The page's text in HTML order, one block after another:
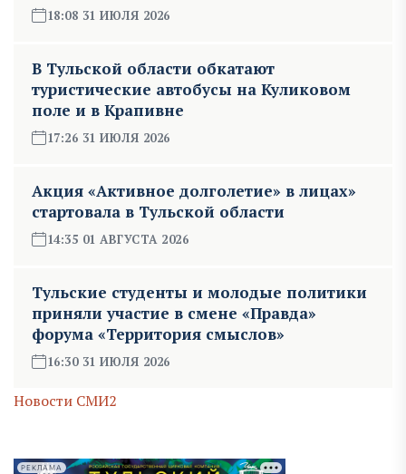
18:08 31 ИЮЛЯ 2026
В Тульской области обкатают
туристические автобусы на Куликовом
поле и в Крапивне
17:26 31 ИЮЛЯ 2026
Акция «Активное долголетие» в лицах»
стартовала в Тульской области
14:35 01 АВГУСТА 2026
Тульские студенты и молодые политики
приняли участие в смене «Правда»
форума «Территория смыслов»
16:30 31 ИЮЛЯ 2026
Новости СМИ2
РЕКЛАМА